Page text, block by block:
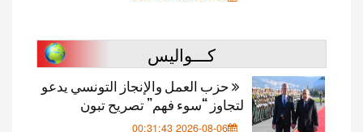
كـــواليس
حزب العمل والإنجاز التونسي يدعو
لتجاوز “سوء فهم” تصريح تبون
2026-08-06 00:31:43